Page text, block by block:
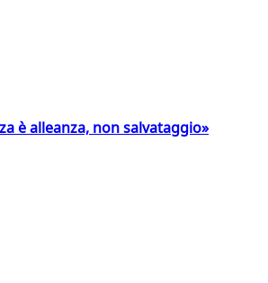
è alleanza, non salvataggio»